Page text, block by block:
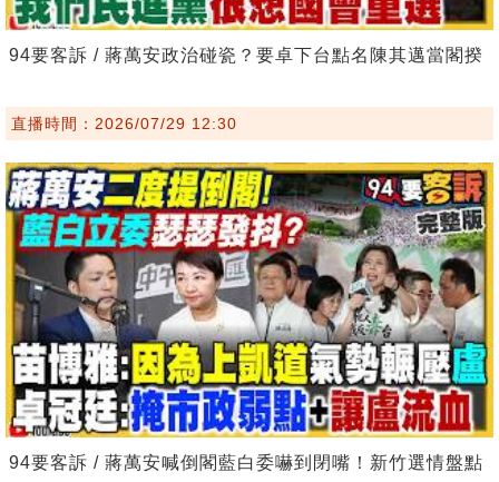
94要客訴 / 蔣萬安政治碰瓷？要卓下台點名陳其邁當閣揆
直播時間：2026/07/29 12:30
94要客訴 / 蔣萬安喊倒閣藍白委嚇到閉嘴！新竹選情盤點